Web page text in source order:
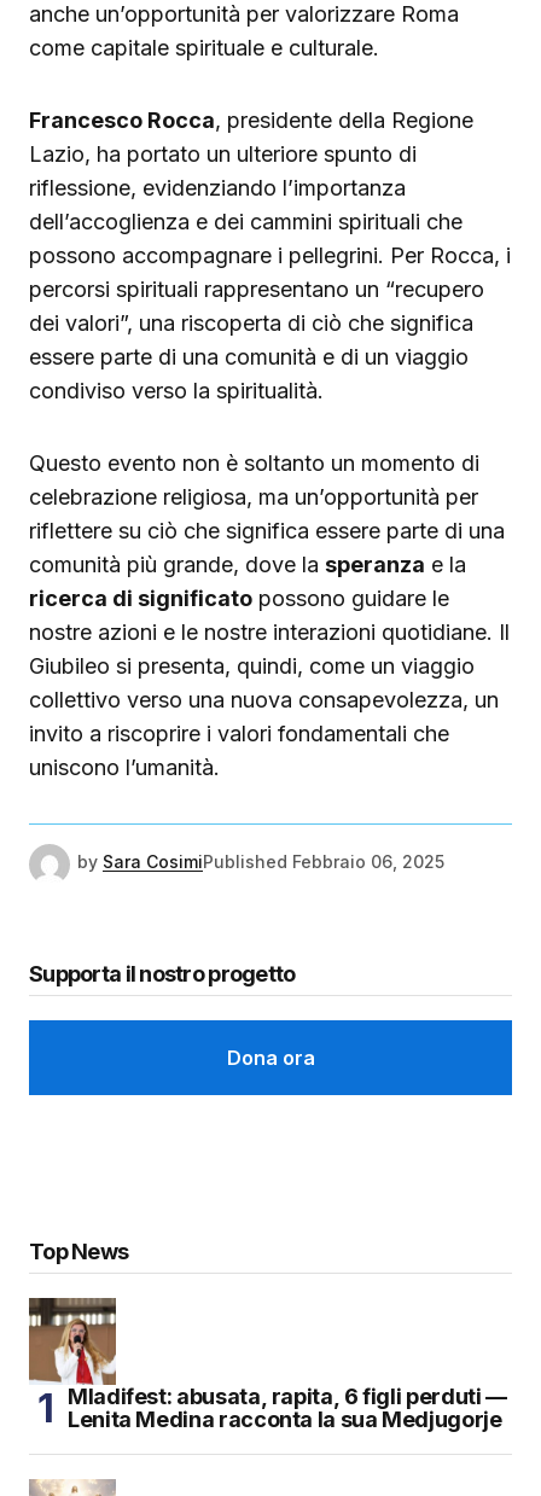
anche un’opportunità per valorizzare Roma
come capitale spirituale e culturale.
Francesco Rocca, presidente della Regione
Lazio, ha portato un ulteriore spunto di
riflessione, evidenziando l’importanza
dell’accoglienza e dei cammini spirituali che
possono accompagnare i pellegrini. Per Rocca, i
percorsi spirituali rappresentano un “recupero
dei valori”, una riscoperta di ciò che significa
essere parte di una comunità e di un viaggio
condiviso verso la spiritualità.
Questo evento non è soltanto un momento di
celebrazione religiosa, ma un’opportunità per
riflettere su ciò che significa essere parte di una
comunità più grande, dove la speranza e la
ricerca di significato possono guidare le
nostre azioni e le nostre interazioni quotidiane. Il
Giubileo si presenta, quindi, come un viaggio
collettivo verso una nuova consapevolezza, un
invito a riscoprire i valori fondamentali che
uniscono l’umanità.
by Sara CosimiPublished Febbraio 06, 2025
Supporta il nostro progetto
Dona ora
Top News
Mladifest: abusata, rapita, 6 figli perduti —
Lenita Medina racconta la sua Medjugorje